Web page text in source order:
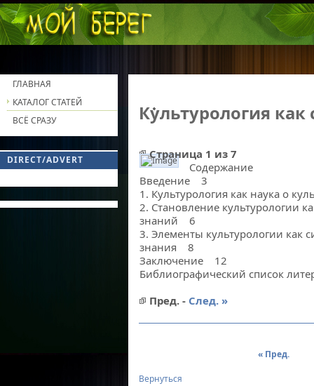
Культурология
Страница 1 из 7
Содержание
Введение 3
1. Культурология как наука о
2. Становление культурологии
знаний 6
3. Элементы культурологии как
знания 8
Заключение 12
Библиографический список
Пред. - След. »
« Пред.
Вернуться
ГЛАВНАЯ
КАТАЛОГ СТАТЕЙ
ВСЁ СРАЗУ
DIRECT/ADVERT